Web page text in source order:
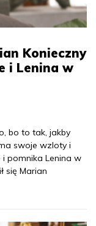
Konieczny
i Lenina w
bo to tak, jakby
swoje wzloty i
pomnika Lenina w
się Marian